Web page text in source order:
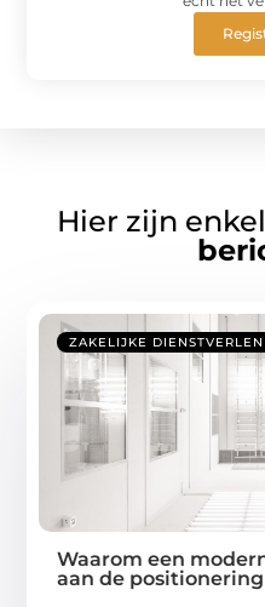
Hier zijn
ZAKELIJKE
Waarom een
aan de